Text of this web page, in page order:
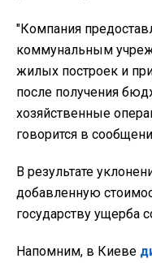
"Компания
коммунальным
жилых построек и
после получения
хозяйственные
говорится в
В результате
добавленную
государству ущерба
Напомним, в Киеве